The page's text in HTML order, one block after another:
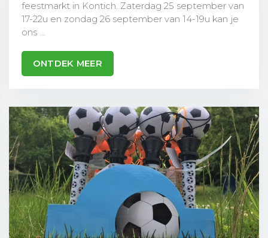
feestmarkt in Kontich. Zaterdag 25 september van
17-22u en zondag 26 september van 14-19u kan je
ons ...
ONTDEK MEER